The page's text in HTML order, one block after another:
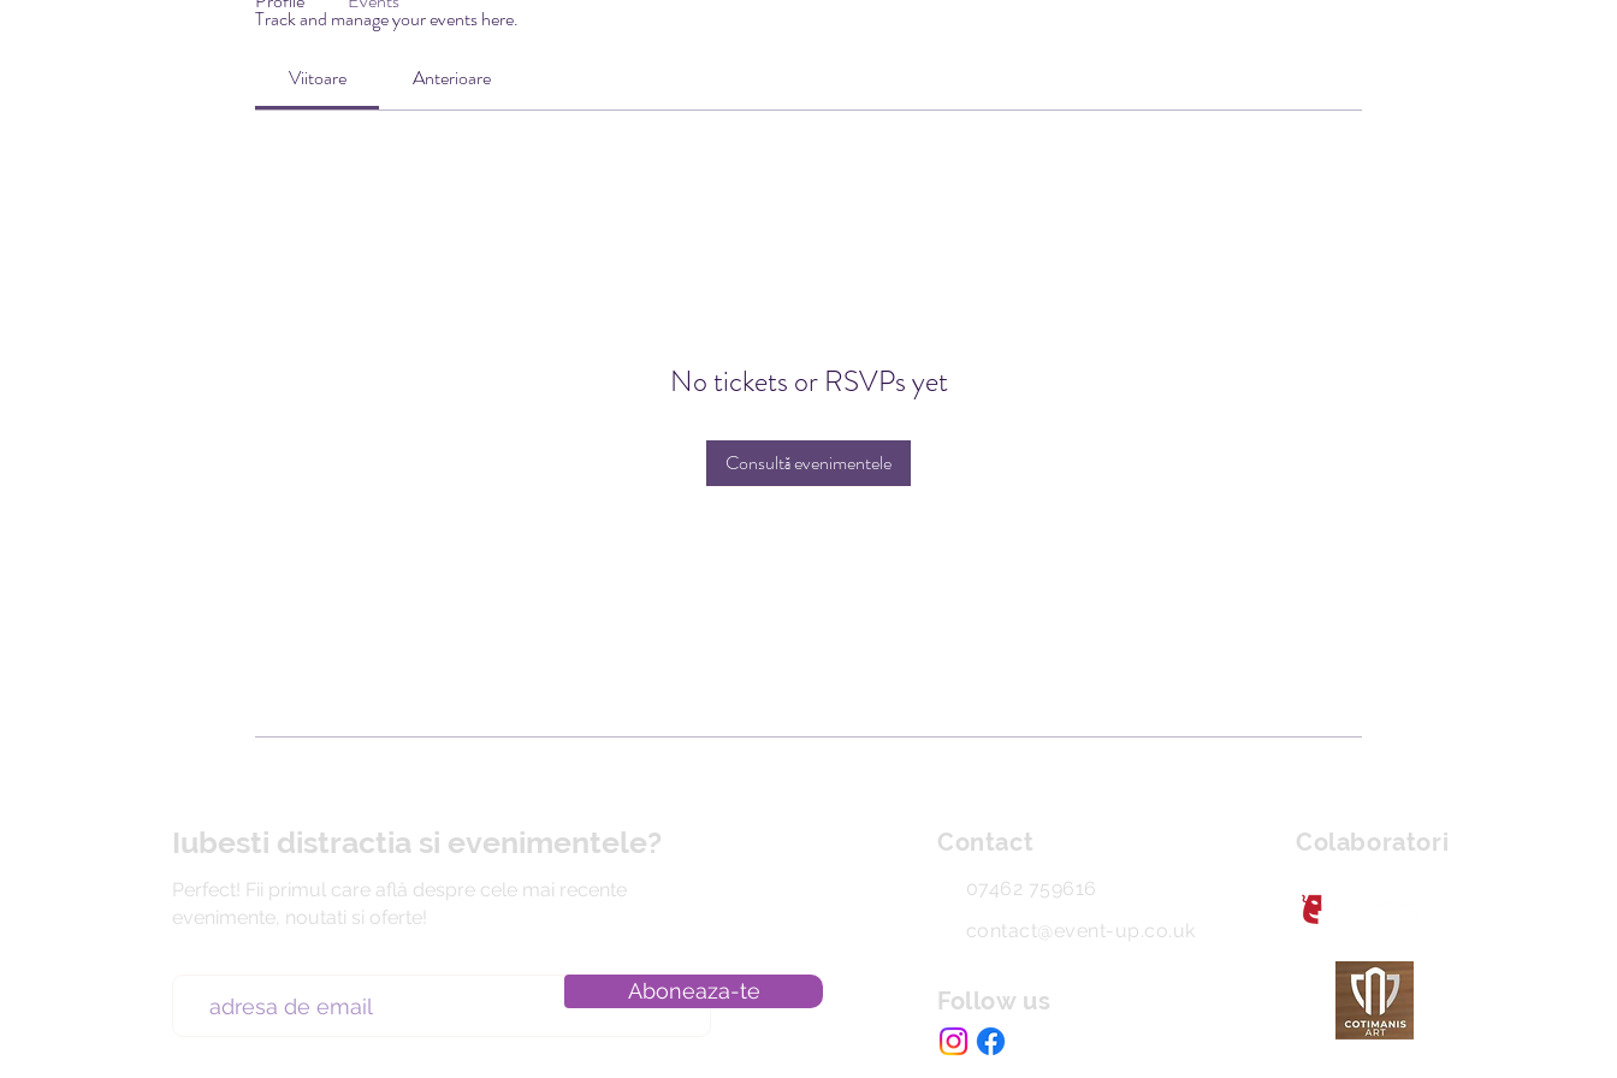
Track and manage your events here.
Viitoare Anterioare
No tickets or RSVPs yet
Consultă evenimentele
Iubesti distractia si evenimentele?
Perfect! Fii primul care află despre cele mai recente
evenimente, noutati si oferte!
Aboneaza-te
Contact
07462 759616
contact@event-up.co.uk
Follow us
Colaboratori